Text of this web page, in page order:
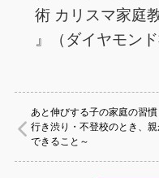
術 カリスマ家庭
』（ダイヤモン
あと伸びする子の家庭の習慣
行き渋り・不登校のとき、
できること～